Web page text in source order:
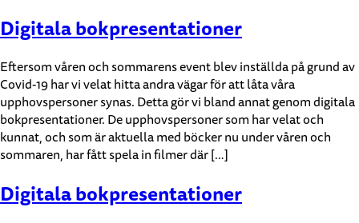
Digitala bokpresentationer
Eftersom våren och sommarens event blev inställda på grund av
Covid-19 har vi velat hitta andra vägar för att låta våra
upphovspersoner synas. Detta gör vi bland annat genom digitala
bokpresentationer. De upphovspersoner som har velat och
kunnat, och som är aktuella med böcker nu under våren och
sommaren, har fått spela in filmer där […]
Digitala bokpresentationer